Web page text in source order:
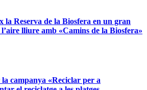
la Reserva de la Biosfera en un gran
lliure amb «Camins de la Biosfera»
campanya «Reciclar per a